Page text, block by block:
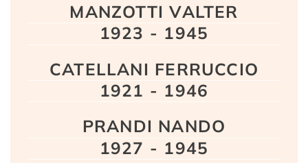
MANZOTTI VALTER
1923 - 1945
CATELLANI FERRUCCIO
1921 - 1946
PRANDI NANDO
1927 - 1945